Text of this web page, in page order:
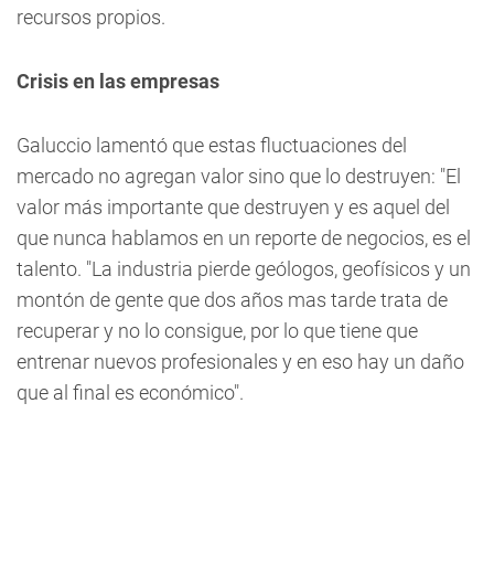
recursos propios.
Crisis en las empresas
Galuccio lamentó que estas fluctuaciones del
mercado no agregan valor sino que lo destruyen: "El
valor más importante que destruyen y es aquel del
que nunca hablamos en un reporte de negocios, es el
talento. "La industria pierde geólogos, geofísicos y un
montón de gente que dos años mas tarde trata de
recuperar y no lo consigue, por lo que tiene que
entrenar nuevos profesionales y en eso hay un daño
que al final es económico".